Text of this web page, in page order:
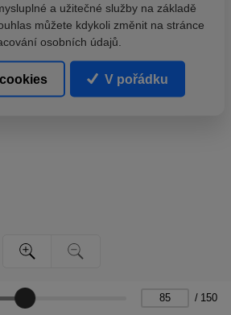
/ 150
a užitečné služby na základě
můžete kdykoli změnit na stránce
osobních údajů.
V pořádku